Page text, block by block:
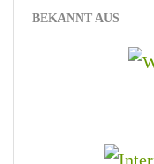
BEKANNT AUS